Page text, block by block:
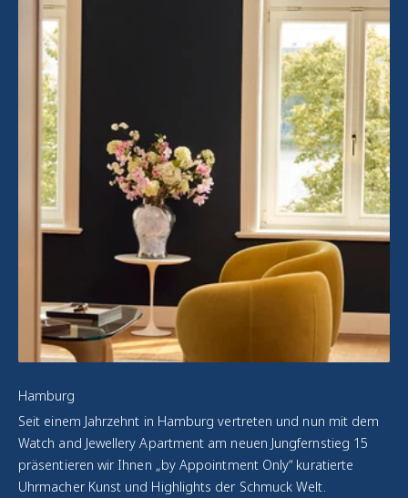
Hamburg
Seit einem Jahrzehnt in Hamburg vertreten und nun mit dem
Watch and Jewellery Apartment am neuen Jungfernstieg 15
präsentieren wir Ihnen „by Appointment Only“ kuratierte
Uhrmacher Kunst und Highlights der Schmuck Welt.